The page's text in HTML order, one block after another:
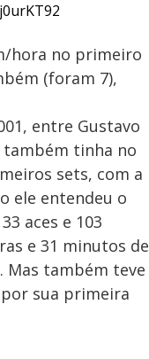
hora no primeiro
(foram 7),
entre Gustavo
também tinha no
sets, com a
ele entendeu o
aces e 103
e 31 minutos de
Mas também teve
sua primeira